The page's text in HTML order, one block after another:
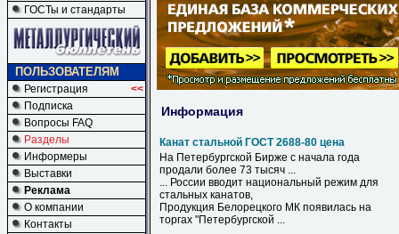
ГОСТы и стандарты
ПОЛЬЗОВАТЕЛЯМ
Регистрация
<<
Подписка
Вопросы FAQ
Разделы
Информеры
Выставки
Реклама
О компании
Контакты
Информация
Канат стальной ГОСТ 2688-80 цена
На Петербургской Бирже с начала года
продали более 73 тысяч ...
... России вводит национальный режим для
стальных канатов,
Продукция Белорецкого МК появилась на
торгах "Петербургской ...